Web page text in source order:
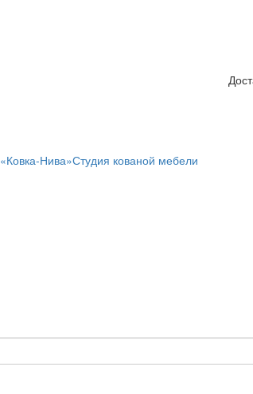
«Ковка-Нива»Студия кованой мебели